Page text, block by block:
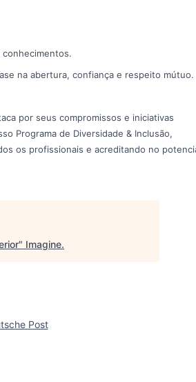
na abertura, confiança e respeito mútuo.
por seus compromissos e iniciativas
Programa de Diversidade & Inclusão,
os profissionais e acreditando no
" Imagine.
Post